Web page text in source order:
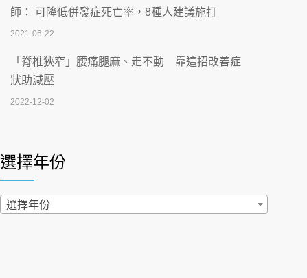
刮」】 宣導
2026-07-02
【無菸城市】 宣導
2026-07-02
4連霸議員黃秋澤癌逝！食道癌為何奪命快？
西園醫院55周年 7／10捐血公益活動 邀民眾
熱血響應
2026-06-30
師： 可降低併發症死亡率，8種人建議施打
2021-06-22
「脊椎狹窄」腰痛腿麻、走不動 靠這招改善症
狀助減壓
2022-12-02
2022-02-17
過量維生素D和鈣恐罹癌? 醫師釋疑：搞懂4原則
不怕補錯
選擇年份
選擇年份